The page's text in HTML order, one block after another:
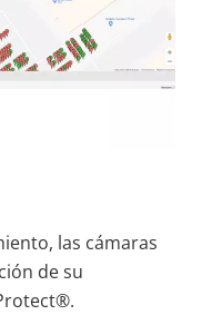
las cámaras
de su